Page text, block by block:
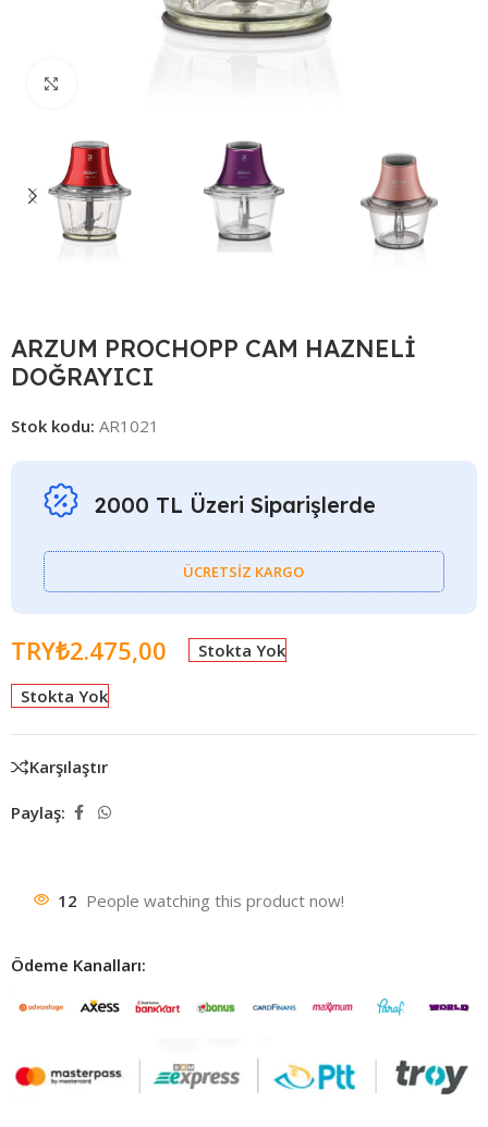
ARZUM PROCHOPP CAM HAZNELİ
DOĞRAYICI
Stok kodu: AR1021
2000 TL Üzeri Siparişlerde
ÜCRETSİZ KARGO
TRY₺2.475,00 Stokta Yok
Stokta Yok
Karşılaştır
Paylaş:
12 People watching this product now!
Ödeme Kanalları: